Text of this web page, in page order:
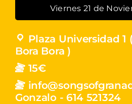
Viernes 21 de
Plaza Universidad 1
Bora Bora )
15€
Gonzalo - 614 521324